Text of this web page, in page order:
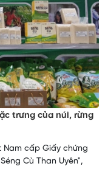
trưng của núi, rừng
Nam cấp Giấy chứng
Cù Than Uyên",